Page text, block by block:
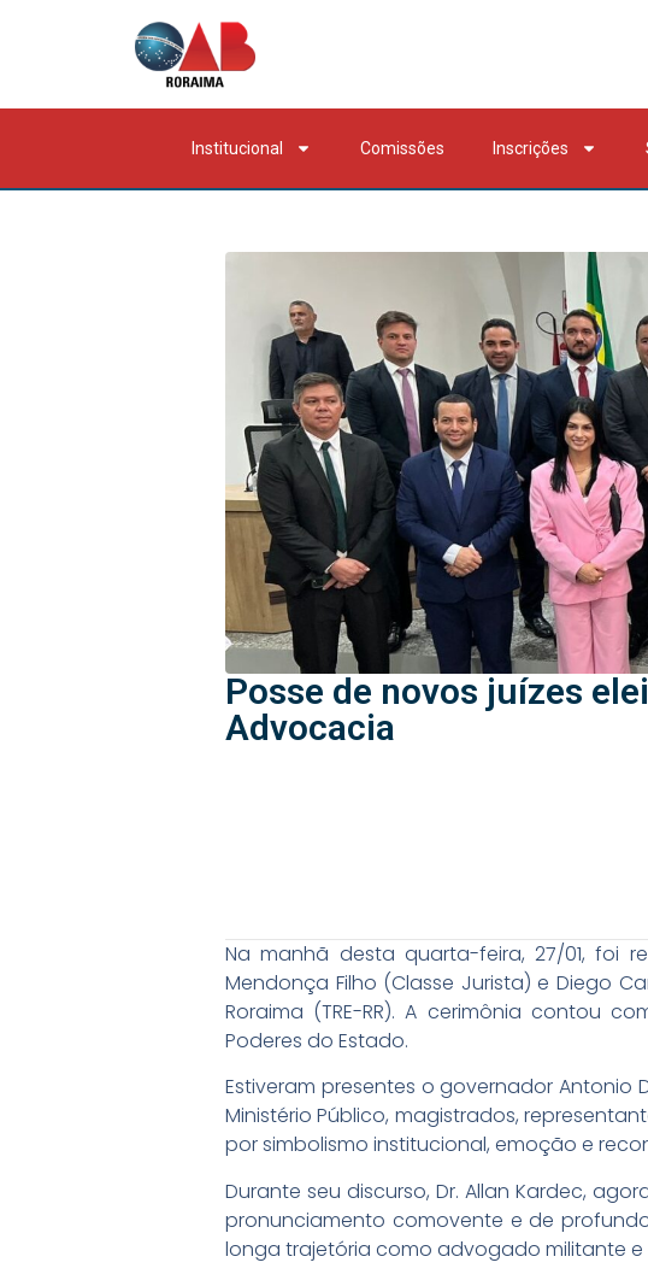
Institucional Comissões Inscrições
Posse de novos juízes
Advocacia
Na manhã desta quarta-feira, 27/01, foi
Mendonça Filho (Classe Jurista) e Diego
Roraima (TRE-RR). A cerimônia contou
Poderes do Estado.
Estiveram presentes o governador Antonio
Ministério Público, magistrados,
por simbolismo institucional, emoção e
Durante seu discurso, Dr. Allan Kardec,
pronunciamento comovente e de
longa trajetória como advogado militante e